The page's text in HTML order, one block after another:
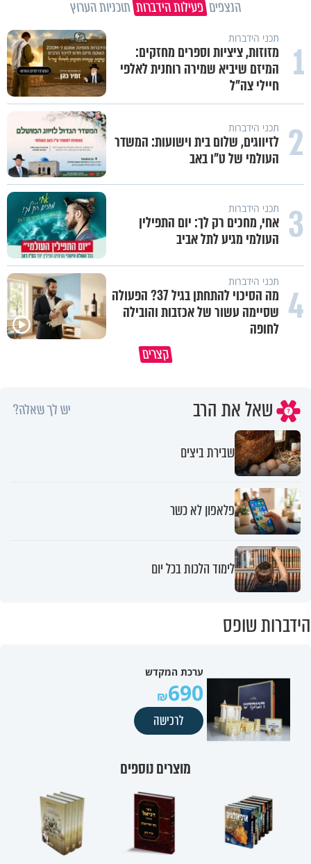
הנצפים פעילות הידברות תוכניות הערוץ
1 תכני הידברות
מזוזות, ציציות וספרים מחזקים:
המיזם שיביא שמירה רוחנית לאלפי
חיילי צה"ל
2 תכני הידברות
לזיווגים, שלום בית וישועות: המשדר
העולמי של ט"ו באב
3 תכני הידברות
אחי, מחכים רק לך: יום התפילין
העולמי מגיע לתל אביב
4 תכני הידברות
מה הסיכוי להתחתן בגיל 37? הפעולה
שסיימה עשור של אכזבות והובילה
לחופה
קצרים
שאל את הרב יש לך שאלה?
שבירת ביצים
פלאפון לא כשר
לימוד הלכות בכל יום
הידברות שופס
ערכת המקדש
690
לרכישה
מוצרים נוספים